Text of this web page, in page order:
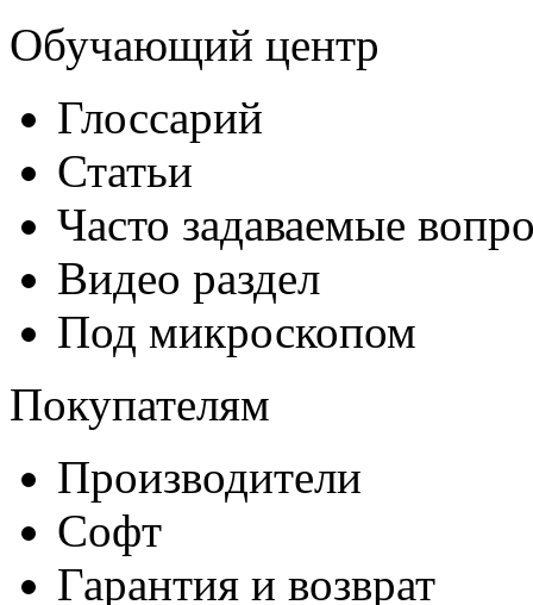
Обучающий центр
Глоссарий
Статьи
Часто задаваемые
Видео раздел
Под микроскопом
Покупателям
Производители
Софт
Гарантия и возврат